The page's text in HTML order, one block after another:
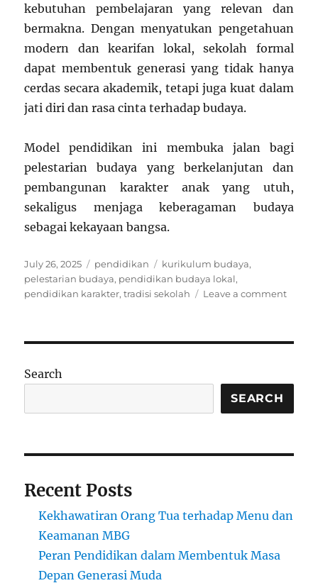
kebutuhan pembelajaran yang relevan dan
bermakna. Dengan menyatukan pengetahuan
modern dan kearifan lokal, sekolah formal
dapat membentuk generasi yang tidak hanya
cerdas secara akademik, tetapi juga kuat dalam
jati diri dan rasa cinta terhadap budaya.
Model pendidikan ini membuka jalan bagi
pelestarian budaya yang berkelanjutan dan
pembangunan karakter anak yang utuh,
sekaligus menjaga keberagaman budaya
sebagai kekayaan bangsa.
Posted
on
July 26, 2025 Categories
pendidikan Tags
kurikulum budaya,
pelestarian budaya, pendidikan budaya lokal,
pendidikan karakter,tradisi sekolah Leave a commenton
Nilai
di
Search
SEARCH
Recent Posts
Kekhawatiran Orang Tua terhadap Menu dan
Keamanan MBG
Peran Pendidikan dalam Membentuk Masa
Depan Generasi Muda